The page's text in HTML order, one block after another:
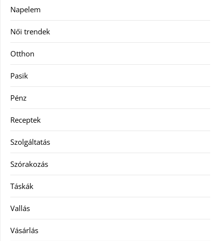
Napelem
Női trendek
Otthon
Pasik
Pénz
Receptek
Szolgáltatás
Szórakozás
Táskák
Vallás
Vásárlás